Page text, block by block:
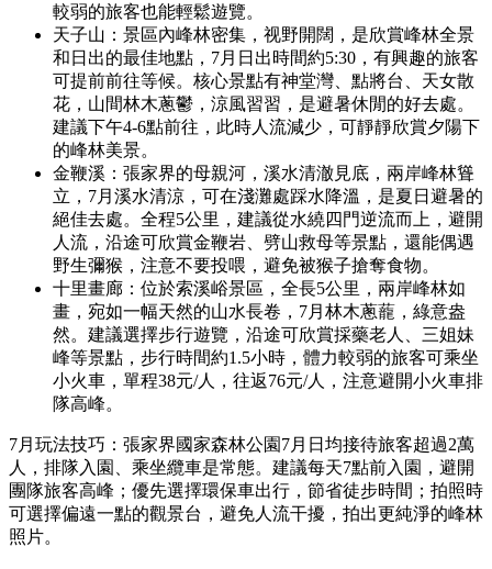
較弱的旅客也能輕鬆遊覽。
天子山：景區內峰林密集，视野開闊，是欣賞峰林全景
和日出的最佳地點，7月日出時間約5:30，有興趣的旅客
可提前前往等候。核心景點有神堂灣、點將台、天女散
花，山間林木蔥鬱，涼風習習，是避暑休閒的好去處。
建議下午4-6點前往，此時人流減少，可靜靜欣賞夕陽下
的峰林美景。
金鞭溪：張家界的母親河，溪水清澈見底，兩岸峰林聳
立，7月溪水清涼，可在淺灘處踩水降溫，是夏日避暑的
絕佳去處。全程5公里，建議從水繞四門逆流而上，避開
人流，沿途可欣賞金鞭岩、劈山救母等景點，還能偶遇
野生彌猴，注意不要投喂，避免被猴子搶奪食物。
十里畫廊：位於索溪峪景區，全長5公里，兩岸峰林如
畫，宛如一幅天然的山水長卷，7月林木蔥蘢，綠意盎
然。建議選擇步行遊覽，沿途可欣賞採藥老人、三姐妹
峰等景點，步行時間約1.5小時，體力較弱的旅客可乘坐
小火車，單程38元/人，往返76元/人，注意避開小火車排
隊高峰。
7月玩法技巧：張家界國家森林公園7月日均接待旅客超過2萬
人，排隊入園、乘坐纜車是常態。建議每天7點前入園，避開
團隊旅客高峰；優先選擇環保車出行，節省徒步時間；拍照時
可選擇偏遠一點的觀景台，避免人流干擾，拍出更純淨的峰林
照片。